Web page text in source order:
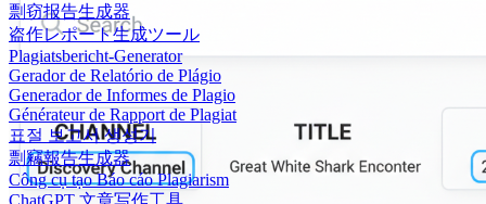
剽窃报告生成器
盗作レポート生成ツール
Plagiatsbericht-Generator
Gerador de Relatório de Plágio
Generador de Informes de Plagio
Générateur de Rapport de Plagiat
표절 보고서 생성기
剽竊報告生成器
Công cụ tạo Báo cáo Plagiarism
ChatGPT 文章写作工具